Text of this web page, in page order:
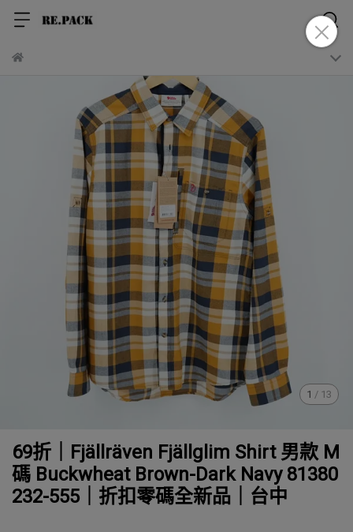
1 / 13
69折｜Fjällräven Fjällglim Shirt 男款 M
碼 Buckwheat Brown-Dark Navy 81380
232-555｜折扣零碼全新品｜台中